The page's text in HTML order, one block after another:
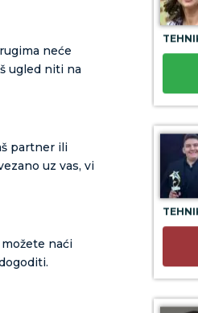
neće
ugled niti na
partner ili
uz vas, vi
naći